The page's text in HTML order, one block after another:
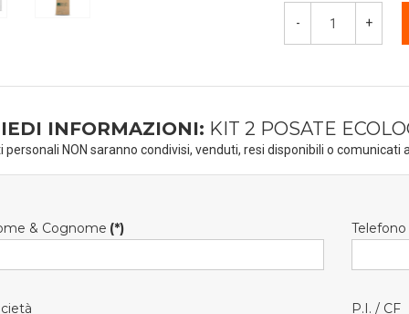
- +
INFORMAZIONI: KIT 2 POSATE
personali NON saranno condivisi, venduti, resi disponibili o comunicati
& Cognome (*) Telefono
P.I. / CF